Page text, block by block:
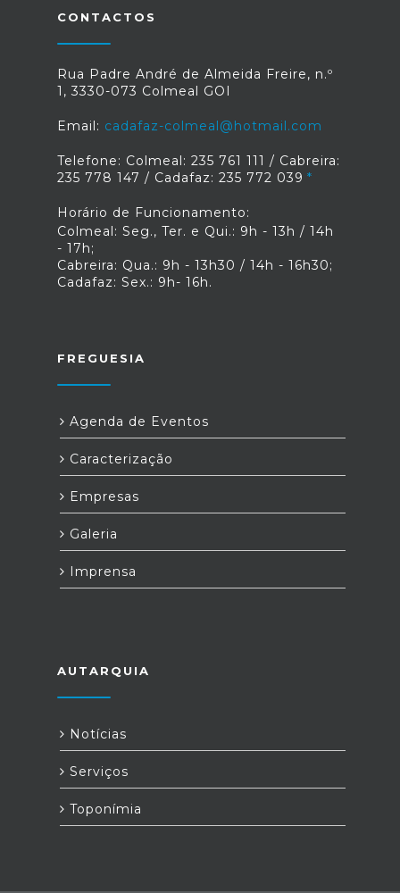
CONTACTOS
Rua Padre André de Almeida Freire, n.º
1, 3330-073 Colmeal GOI
Email: cadafaz-colmeal@hotmail.com
Telefone: Colmeal: 235 761 111 / Cabreira:
235 778 147 / Cadafaz: 235 772 039
Horário de Funcionamento:
Colmeal: Seg., Ter. e Qui.: 9h - 13h / 14h
- 17h;
Cabreira: Qua.: 9h - 13h30 / 14h - 16h30;
Cadafaz: Sex.: 9h- 16h.
FREGUESIA
Agenda de Eventos
Caracterização
Empresas
Galeria
Imprensa
AUTARQUIA
Notícias
Serviços
Toponímia